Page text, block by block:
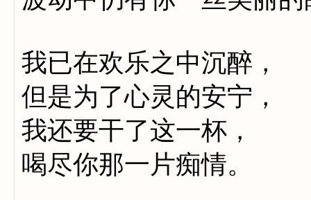
我已在欢乐之中沉醉，
但是为了心灵的安宁，
我还要干了这一杯，
喝尽你那一片痴情。